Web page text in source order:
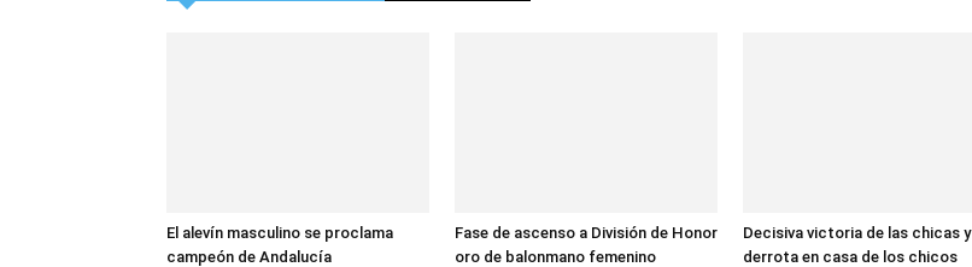
El alevín masculino se proclama
campeón de Andalucía
Fase de ascenso a División de Honor
oro de balonmano femenino
Decisiva victoria de las chicas y
derrota en casa de los chicos